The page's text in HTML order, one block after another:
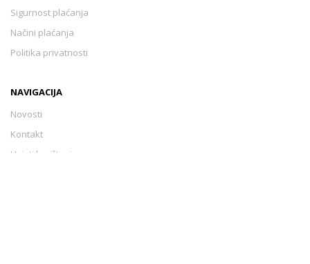
Sigurnost plaćanja
Načini plaćanja
Politika privatnosti
NAVIGACIJA
Novosti
Kontakt
Uvjeti korištenja